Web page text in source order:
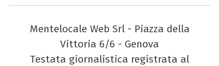
Mentelocale Web Srl - Piazza della
Vittoria 6/6 - Genova
Testata giornalistica registrata al